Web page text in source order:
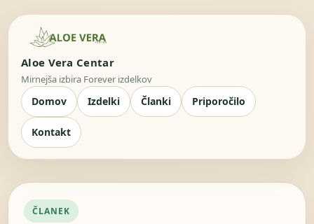
Aloe Vera Centar
Mirnejša izbira Forever izdelkov
Domov Izdelki Članki Priporočilo
Kontakt
ČLANEK